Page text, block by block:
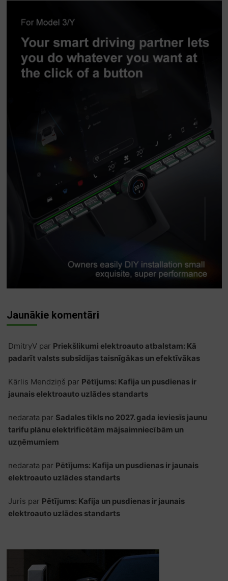
Jaunākie komentāri
DmitryVpar Priekšlikumi elektroauto atbalstam: Kā
padarīt valsts subsīdijas taisnīgākas un efektīvākas
Kārlis Mendziņš par Pētījums: Kafija un pusdienas ir
jaunais elektroauto uzlādes standarts
nedarata par Sadales tīkls no 2027. gada ieviesīs jaunu
tarifu plānu elektrificētām mājsaimniecībām un
uzņēmumiem
nedarata par Pētījums: Kafija un pusdienas ir jaunais
elektroauto uzlādes standarts
Juris par Pētījums: Kafija un pusdienas ir jaunais
elektroauto uzlādes standarts